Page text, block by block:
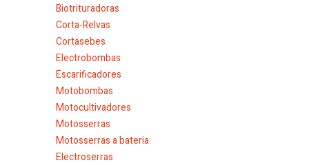
Biotrituradoras
Corta-Relvas
Cortasebes
Electrobombas
Escarificadores
Motobombas
Motocultivadores
Motosserras
Motosserras a bateria
Electroserras